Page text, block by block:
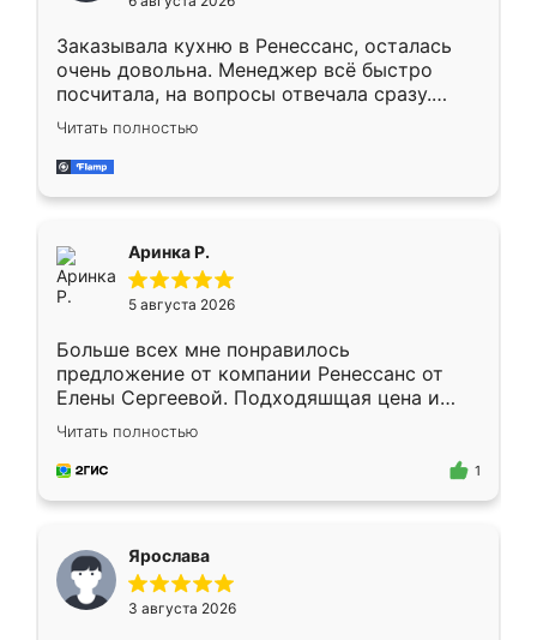
мебели буду заказывать только здесь.
Заказывала кухню в Ренессанс, осталась
очень довольна. Менеджер всё быстро
посчитала, на вопросы отвечала сразу.
Замерщик приехал в субботу, подошёл к
делу со всей ответственностью. Собрали
за день, ребята работали аккуратно, даже
Читать полностью
Аринка Р.
5 августа 2026
Больше всех мне понравилось
предложение от компании Ренессанс от
Елены Сергеевой. Подходяшщая цена и
короткие сроки изготовления. Приехавший
для замера сотрудник Владислав
предложил по моему эскизу самый
Читать полностью
1
Ярослава
3 августа 2026